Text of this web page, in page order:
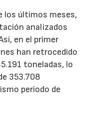
los últimos meses,
analizados
en el primer
han retrocedido
toneladas, lo
353.708
período de